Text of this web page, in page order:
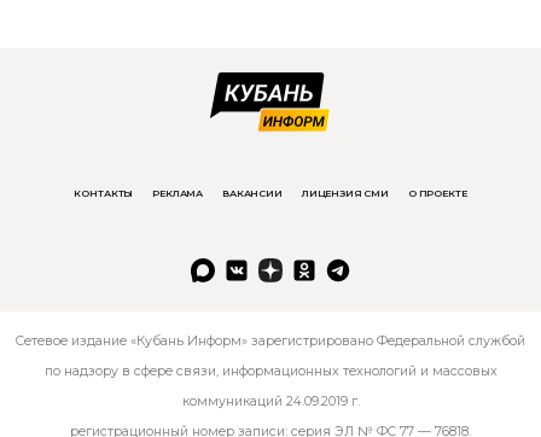
КОНТАКТЫ РЕКЛАМА ВАКАНСИИ ЛИЦЕНЗИЯ СМИ О ПРОЕКТЕ
Сетевое издание «Кубань Информ» зарегистрировано Федеральной службой
по надзору в сфере связи, информационных технологий и массовых
коммуникаций 24.09.2019 г.
регистрационный номер записи: серия ЭЛ № ФС 77 — 76818.